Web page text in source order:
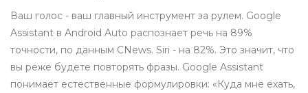
Ваш голос - ваш главный инструмент за рулем. Google
Assistant в Android Auto распознает речь на 89%
точности, по данным CNews. Siri - на 82%. Это значит, что
вы реже будете повторять фразы. Google Assistant
понимает естественные формулировки: «Куда мне ехать,